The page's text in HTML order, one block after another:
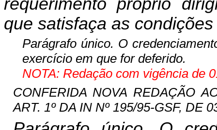
que satisfaça as
Parágrafo único. O
exercício em que for deferido.
NOTA: Redação com vigência de
CONFERIDA NOVA REDAÇÃO
ART. 1º DA IN Nº 195/95-GSF, DE